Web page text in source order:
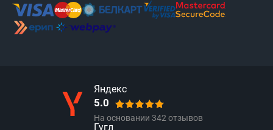
Яндекс
5.0
На основании 342 отзывов
Гугл